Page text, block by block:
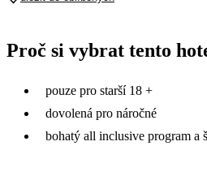
151 009 77 459
97 079
Proč si vybrat tento
pouze pro starší 18 +
dovolená pro náročné
bohatý all inclusive program a